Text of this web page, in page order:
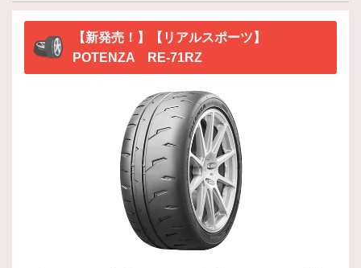
【新発売！】【リアルスポーツ】
POTENZA RE-71RZ